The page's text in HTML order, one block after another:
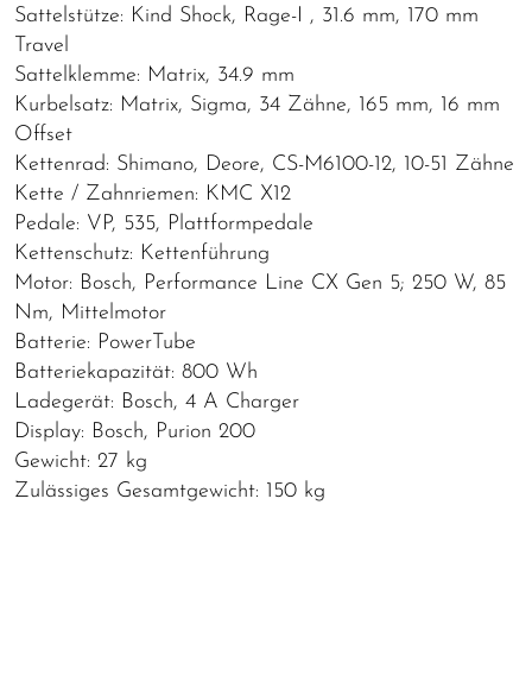
Sattelstütze: Kind Shock, Rage-I , 31.6 mm, 170 mm
Travel
Sattelklemme: Matrix, 34.9 mm
Kurbelsatz: Matrix, Sigma, 34 Zähne, 165 mm, 16 mm
Offset
Kettenrad: Shimano, Deore, CS-M6100-12, 10-51 Zähne
Kette / Zahnriemen: KMC X12
Pedale: VP, 535, Plattformpedale
Kettenschutz: Kettenführung
Motor: Bosch, Performance Line CX Gen 5; 250 W, 85
Nm, Mittelmotor
Batterie: PowerTube
Batteriekapazität: 800 Wh
Ladegerät: Bosch, 4 A Charger
Display: Bosch, Purion 200
Gewicht: 27 kg
Zulässiges Gesamtgewicht: 150 kg